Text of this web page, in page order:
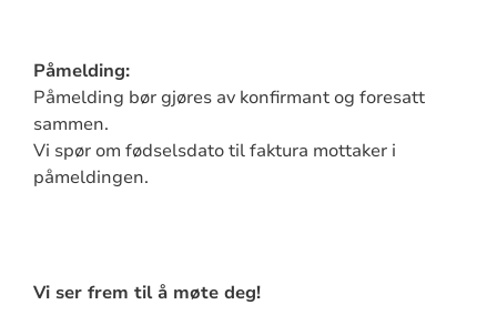
Påmelding:
Påmelding bør gjøres av konfirmant og foresatt
sammen.
Vi spør om fødselsdato til faktura mottaker i
påmeldingen.
Vi ser frem til å møte deg!